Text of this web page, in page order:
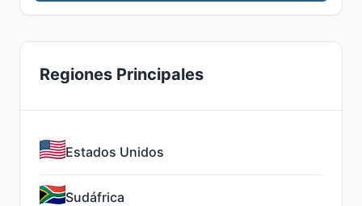
Regiones Principales
Estados Unidos
Sudáfrica